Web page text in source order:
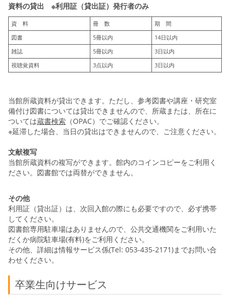
資料の貸出 ※利用証（貸出証）発行者のみ
資 料 冊 数
期 間
図書
5冊以内
14日以内
雑誌
5冊以内
3日以内
視聴覚資料
3点以内 3日以内
当館所蔵資料が貸出できます。ただし、参考図書や講座・研究室
備付け図書については貸出できませんので、所蔵または、所在に
ついては蔵書検索 （OPAC）でご確認ください。
※延滞した場合、当日の貸出はできませんので、ご注意ください。
文献複写
当館所蔵資料の複写ができます。館内のコインコピーをご利用く
ださい。図書館では両替ができません。
その他
利用証（貸出証）は、次回入館の際にも必要ですので、必ず携帯
してください。
図書館専用駐車場はありませんので、公共交通機関をご利用いた
だくか病院駐車場(有料)をご利用ください。
その他、詳細は情報サービス係(Tel: 053-435-2171)までお問い合
わせください。
卒業生向けサービス